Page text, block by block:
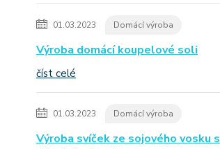
01.03.2023 Domácí výroba
Výroba domácí koupelové soli
číst celé
01.03.2023 Domácí výroba
Výroba svíček ze sojového vosku s